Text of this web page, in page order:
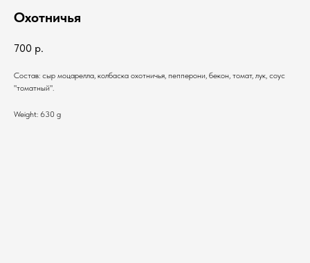
Охотничья
700 р.
Состав: сыр моцарелла, колбаска охотничья, пепперони, бекон, томат, лук, соус
"томатный".
Weight: 630 g